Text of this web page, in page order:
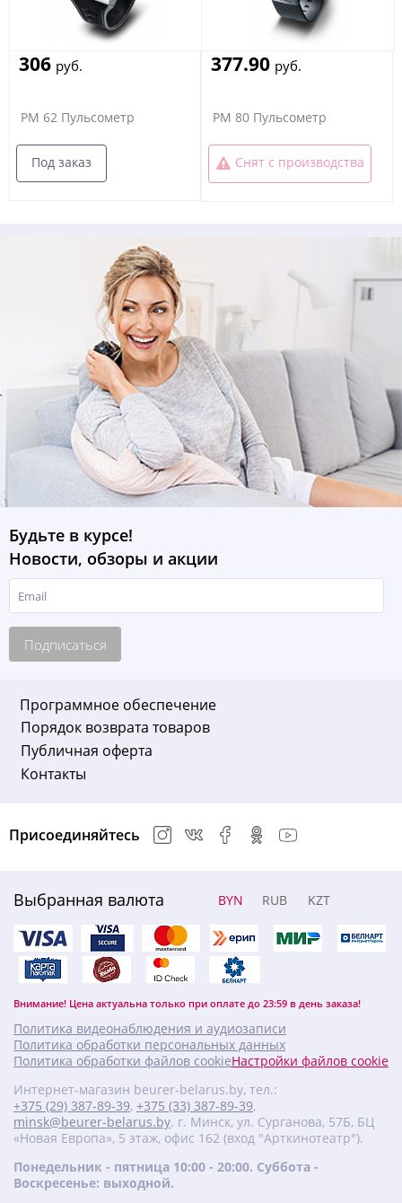
306 руб.
PM 62 Пульсометр
Под заказ
377.90 руб.
PM 80 Пульсометр
Снят с производства
Будьте в курсе!
Новости, обзоры и акции
Подписаться
Программное обеспечение
Порядок возврата товаров
Публичная оферта
Контакты
Выбранная валюта BYN RUB KZT
Внимание! Цена актуальна только при оплате до 23:59 в день заказа!
Присоединяйтесь
Политика видеонаблюдения и аудиозаписи
Политика обработки персональных данных
Политика обработки файлов cookieНастройки файлов cookie
Интернет-магазин beurer-belarus.by, тел.:
+375 (29) 387-89-39, +375 (33) 387-89-39,
minsk@beurer-belarus.by. г. Минск, ул. Сурганова, 57Б, БЦ
«Новая Европа», 5 этаж, офис 162 (вход "Арткинотеатр").
Понедельник - пятница 10:00 - 20:00. Суббота -
Воскресенье: выходной.